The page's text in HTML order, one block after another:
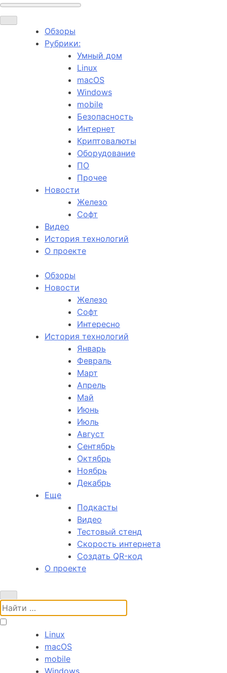
Обзоры
Рубрики:
Умный дом
Linux
macOS
Windows
mobile
Безопасность
Интернет
Криптовалюты
Оборудование
ПО
Прочее
Новости
Железо
Софт
Видео
История технологий
О проекте
Обзоры
Новости
Железо
Софт
Интересно
История технологий
Январь
Февраль
Март
Апрель
Май
Июнь
Июль
Август
Сентябрь
Октябрь
Ноябрь
Декабрь
Еще
Подкасты
Видео
Тестовый стенд
Скорость интернета
Создать QR-код
О проекте
Поиск:
Linux
macOS
mobile
Windows